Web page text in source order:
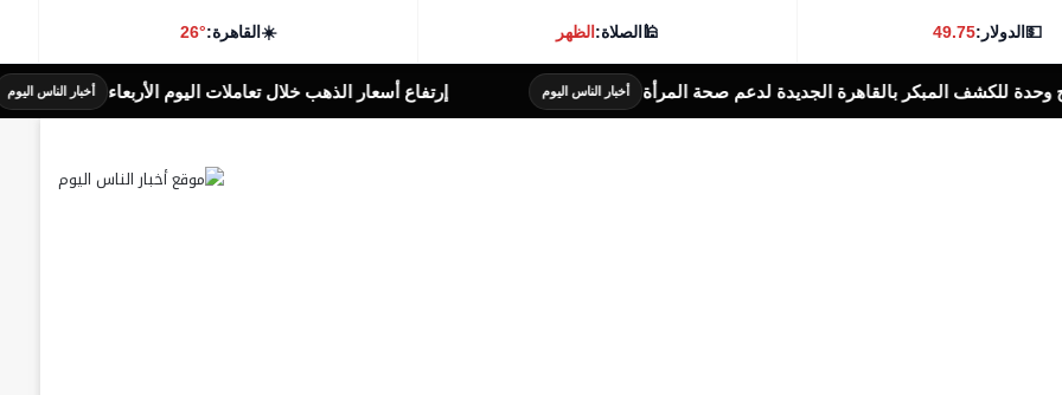
💵الدولار:49.75
🕌الصلاة:الظهر ☀️القاهرة:26°
بالقاهرة الجديدة لدعم صحة المرأة أخبار الناس اليوم إرتفاع أسعار الذهب خلال تعاملات اليوم الأربعاء أخبار الناس اليوم الإحتياطى